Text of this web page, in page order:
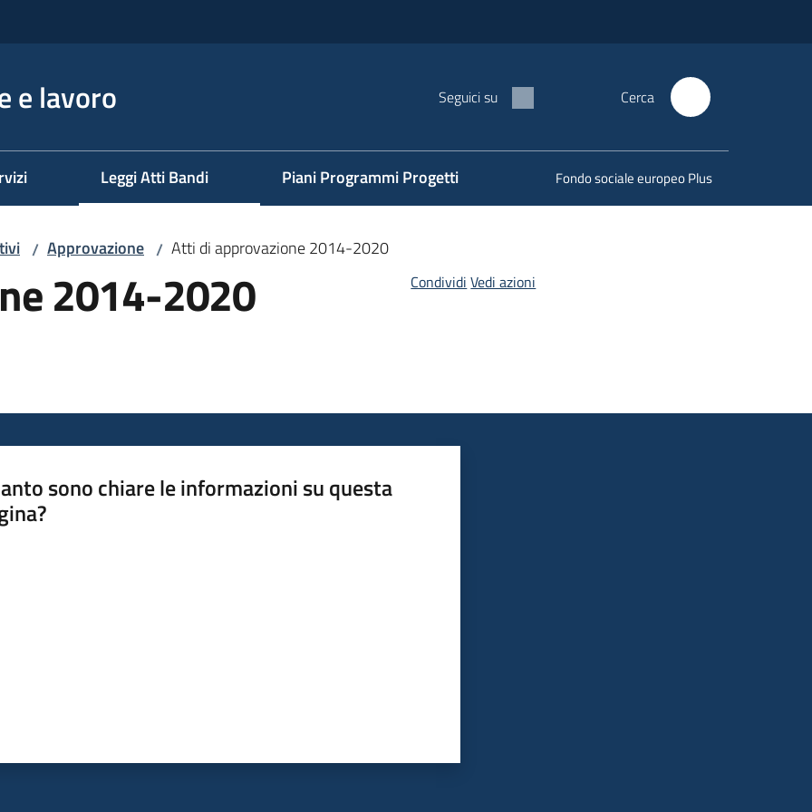
e lavoro Seguici su Cerca
Leggi Atti Bandi Piani Programmi Progetti Fondo sociale europeo Plus
/ Approvazione / Atti di approvazione 2014-2020
2014-2020 Condividi Vedi azioni
sono chiare le informazioni su questa